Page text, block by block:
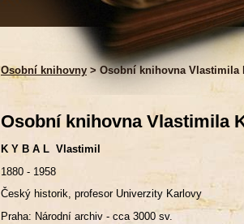
Osobní knihovny > Osobní knihovna Vlastimila
Osobní knihovna Vlastimila
K Y B A L Vlastimil
1880 - 1958
Český historik, profesor Univerzity Karlovy
Praha: Národní archiv - cca 3000 sv.